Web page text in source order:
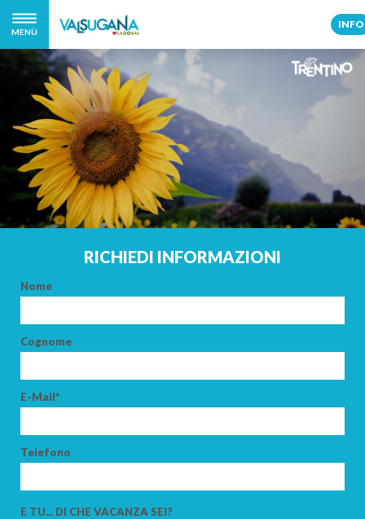
MENÙ
INFO
RICHIEDI INFORMAZIONI
Nome
Cognome
E-Mail*
Telefono
E TU... DI CHE VACANZA SEI?